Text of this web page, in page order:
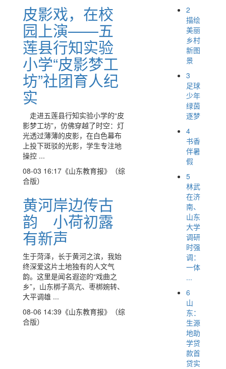
皮影戏，在校
园上演——五
莲县行知实验
小学“皮影梦工
坊”社团育人纪
实
走进五莲县行知实验小学的“皮
影梦工坊”，仿佛穿越了时空：灯
光透过薄薄的皮影，在白色幕布
上投下斑驳的光影，学生专注地
操控 ...
08-03 16:17 《山东教育报》（综
合版）
黄河岸边传古
韵 小荷初露
有新声
生于菏泽，长于黄河之滨，我始
终深爱这片土地独有的人文气
韵。这里是闻名遐迩的“戏曲之
乡”，山东梆子高亢、枣梆婉转、
大平调雄 ...
08-06 14:39 《山东教育报》（综
合版）
2
描绘
美丽
乡村
新图
景
3
足球
少年
绿茵
逐梦
4
书香
伴暑
假
5
林武
在济
南、
山东
大学
调研
时强
调：
一体
...
6
山
东：
生源
地助
学贷
款首
贷实